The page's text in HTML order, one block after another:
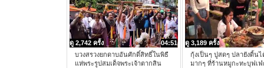
04:51
ดู 2,742 ครั้ง
บวงสรวงยกดาบอันศักดิ์สิทธิ์ในพิธี
แห่พระรูปสมเด็จพระเจ้าตากสิน
ดู 3,189 ครั้ง
กุ้งเป็นๆ ปูสดๆ ปลายังดิ้น
มากๆ ที่ร้านหมูกะทะบุฟเ